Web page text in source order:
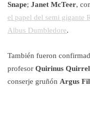
Snape; Janet McTeer,
el papel del semi gigante
Albus Dumbledore.
También fueron
profesor Quirinus
conserje gruñón Argus